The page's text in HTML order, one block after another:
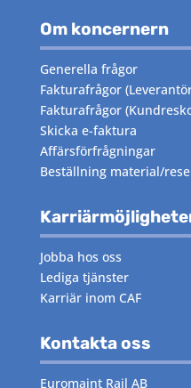
Om koncernern
Generella frågor
Fakturafrågor
Fakturafrågor
Skicka e-faktura
Affärsförfrågningar
Beställning material/
Jobba hos oss
Lediga tjänster
Karriär inom CAF
Kontakta oss
Euromaint Rail AB